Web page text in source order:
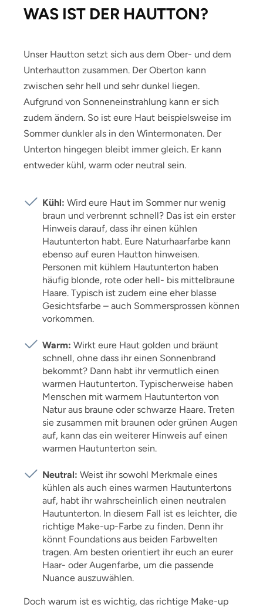
WAS IST DER HAUTTON?
Unser Hautton setzt sich aus dem Ober- und dem
Unterhautton zusammen. Der Oberton kann
zwischen sehr hell und sehr dunkel liegen.
Aufgrund von Sonneneinstrahlung kann er sich
zudem ändern. So ist eure Haut beispielsweise im
Sommer dunkler als in den Wintermonaten. Der
Unterton hingegen bleibt immer gleich. Er kann
entweder kühl, warm oder neutral sein.
Kühl: Wird eure Haut im Sommer nur wenig
braun und verbrennt schnell? Das ist ein erster
Hinweis darauf, dass ihr einen kühlen
Hautunterton habt. Eure Naturhaarfarbe kann
ebenso auf euren Hautton hinweisen.
Personen mit kühlem Hautunterton haben
häufig blonde, rote oder hell- bis mittelbraune
Haare. Typisch ist zudem eine eher blasse
Gesichtsfarbe – auch Sommersprossen können
vorkommen.
Warm: Wirkt eure Haut golden und bräunt
schnell, ohne dass ihr einen Sonnenbrand
bekommt? Dann habt ihr vermutlich einen
warmen Hautunterton. Typischerweise haben
Menschen mit warmem Hautunterton von
Natur aus braune oder schwarze Haare. Treten
sie zusammen mit braunen oder grünen Augen
auf, kann das ein weiterer Hinweis auf einen
warmen Hautunterton sein.
Neutral: Weist ihr sowohl Merkmale eines
kühlen als auch eines warmen Hautuntertons
auf, habt ihr wahrscheinlich einen neutralen
Hautunterton. In diesem Fall ist es leichter, die
richtige Make-up-Farbe zu finden. Denn ihr
könnt Foundations aus beiden Farbwelten
tragen. Am besten orientiert ihr euch an eurer
Haar- oder Augenfarbe, um die passende
Nuance auszuwählen.
Doch warum ist es wichtig, das richtige Make-up